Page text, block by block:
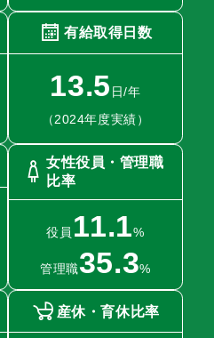
有給取得日数
13.5 日/年
（2024年度実績）
女性役員・管理職
比率
役員 11.1%
管理職35.3%
産休・育休比率